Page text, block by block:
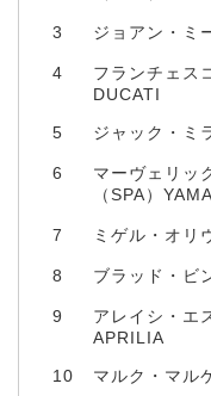
3 ジョアン・ミ
4
フランチェス
DUCATI
5 ジャック・ミ
6
マーヴェリッ
（SPA）
7 ミゲル・オリ
8 ブラッド・ビ
9
アレイシ・エ
APRILIA
10 マルク・マル